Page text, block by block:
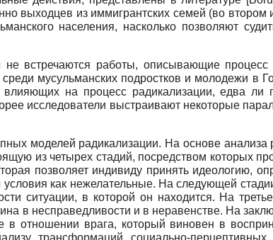
выходцев из иммигрантских семей (во
населения, насколько позволяют
не встречаются работы, описывающие
мусульманских подростков и молодежи в
на процесс радикали­зации, едва ли
исследователи выстраивают некоторые
моделей радикализации. На основе анализа
из четырех стадий, посредством которых
позволяет индивиду принять идеологию,
как нежелательные. На следующей
ситуации, в которой он находится. На
в несправедливости и в неравенстве. На
в отношении врага, который виновен в
трансформаций социально-